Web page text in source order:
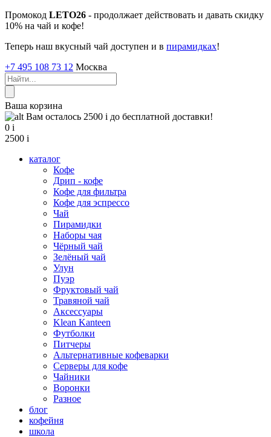
Промокод LETO26 - продолжает действовать и давать скидку
10% на чай и кофе!
Теперь наш вкусный чай доступен и в пирамидках!
+7 495 108 73 12 Москва
Ваша корзина
Вам осталось 2500 i до бесплатной доставки!
0 i
2500 i
каталог
Кофе
Дрип - кофе
Кофе для фильтра
Кофе для эспрессо
Чай
Пирамидки
Наборы чая
Чёрный чай
Зелёный чай
Улун
Пуэр
Фруктовый чай
Травяной чай
Аксессуары
Klean Kanteen
Футболки
Питчеры
Альтернативные кофеварки
Серверы для кофе
Чайники
Воронки
Разное
блог
кофейня
школа